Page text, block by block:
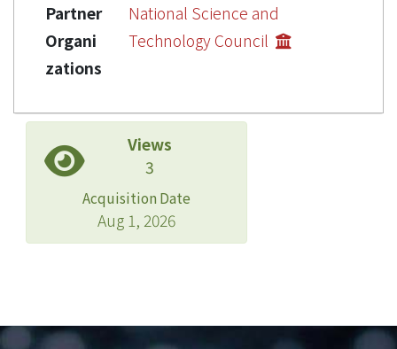
Partner
Organi
zations
National Science and
Technology Council
Views
3
Acquisition Date
Aug 1, 2026